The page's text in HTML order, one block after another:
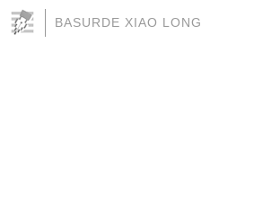
BASURDE XIAO LONG